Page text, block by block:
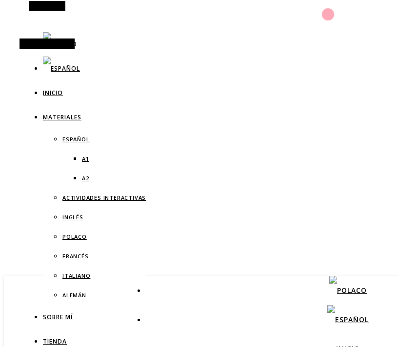
INICIO
MATERIALES
ESPAÑOL
A1
A2
ACTIVIDADES INTERACTIVAS
INGLÉS
POLACO
FRANCÉS
ITALIANO
ALEMÁN
SOBRE MÍ
TIENDA